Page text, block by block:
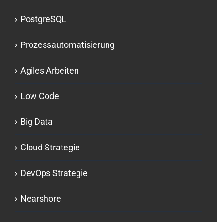
PostgreSQL
Prozessauto­matisierung
Agiles Arbeiten
Low Code
Big Data
Cloud Strategie
DevOps Strategie
Nearshore